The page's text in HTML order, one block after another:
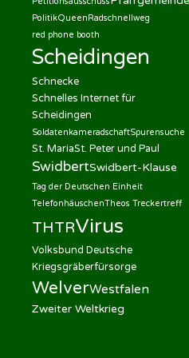
PolitikQueenRadschnellweg
red phone booth
Scheidingen
Schnecke
Schnelles Internet für
Scheidingen
SoldatenkameradschaftSpurensuche
St. MariaSt. Peter und Paul
SwidbertSwidbert-Klause
Tag der Deutschen Einheit
TelefonhäuschenTheos Treckertreff
THTRVirus
Volksbund Deutsche
Kriegsgräberfürsorge
WelverWestfalen
Zweiter Weltkrieg